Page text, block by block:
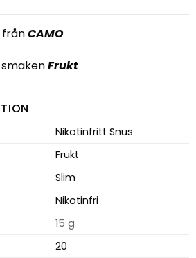
frånCAMO
Frukt
Nikotinfritt Snus
Frukt
Slim
Nikotinfri
15 g
20